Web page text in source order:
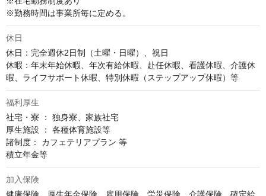
※勤務時間は事業所毎に定める。
休日
休日：完全週休2日制（土曜・日曜）、祝日
休暇：年末年始休暇、年次有給休暇、赴任休暇、看護休暇、介護休
暇、ライフサポート休暇、特別休暇（ステップアップ休暇）等
福利厚生
社宅・寮 ： 独身寮、家族社宅
厚生施設 ： 各種体育施設等
諸制度： カフェテリアプラン 等
積立年金等
加入保険